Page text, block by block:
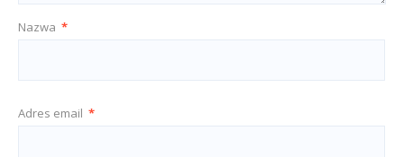
Nazwa *
Adres email *